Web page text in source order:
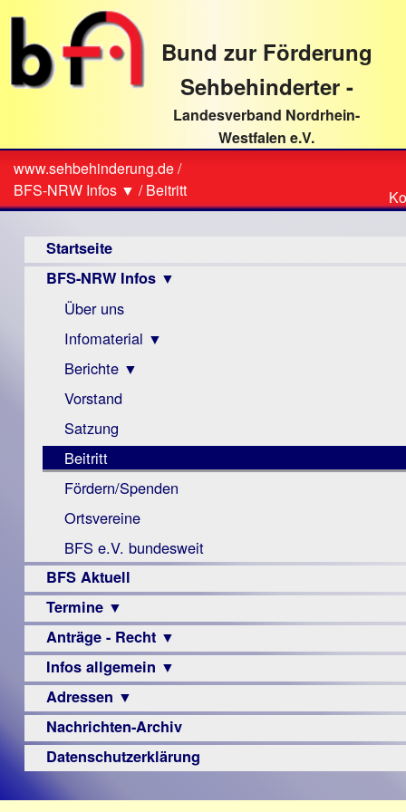
direkt
Textinhalt
Bund zur Förderung
Sehbehinderter -
Landesverband Nordrhein-
Westfalen e.V.
Sie
sind
hier
www.sehbehinderung.de/
BFS-NRW Infos ▼ /Beitritt
Startseite
BFS-NRW Infos ▼
Über uns
Infomaterial ▼
Visus
Zeitschrift
Monokular
Mac
Instagram-
Links
Berichte ▼
Archiv
Berichte
Vorstand
Satzung
Beitritt
Fördern/Spenden
Ortsvereine
BFS e.V. bundesweit
BFS Aktuell
Termine ▼
Veranstaltungsprogramme
Anträge - Recht ▼
Archiv
Urteile
Infos allgemein ▼
Sehbehinderung
Frühförderung
Schule
–
Adressen ▼
Augenoptiker
Berufsbildungswerke
Nachrichten-Archiv
Datenschutzerklärung